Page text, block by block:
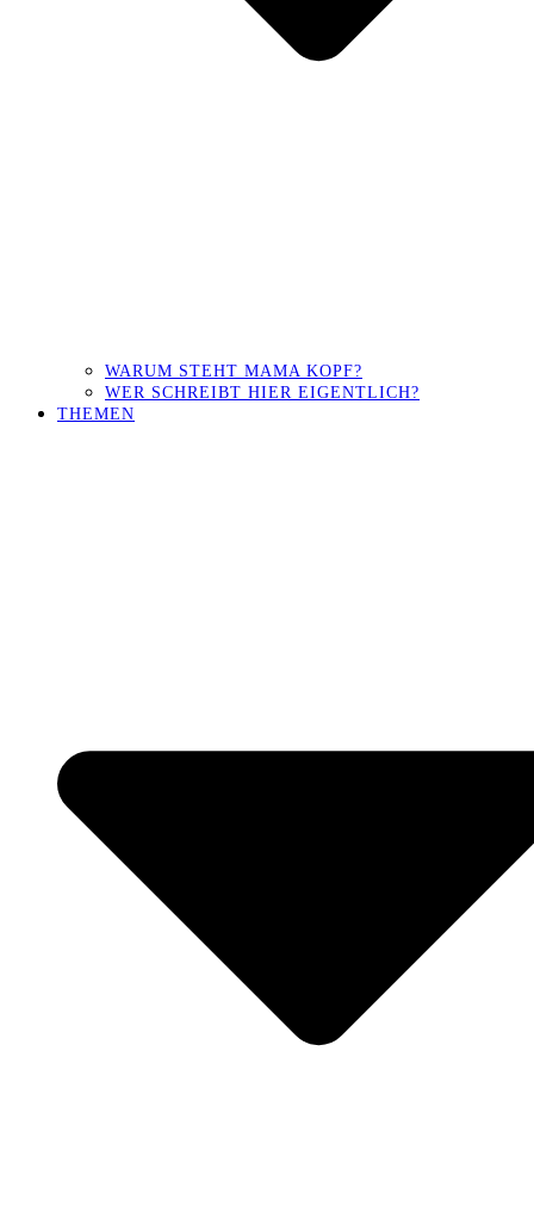
WARUM STEHT MAMA KOPF?
WER SCHREIBT HIER EIGENTLICH?
THEMEN